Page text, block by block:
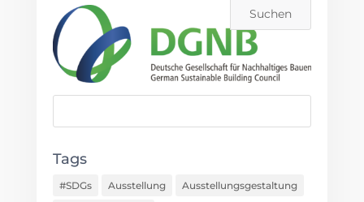
Tags
#SDGs Ausstellung Ausstellungsgestaltung